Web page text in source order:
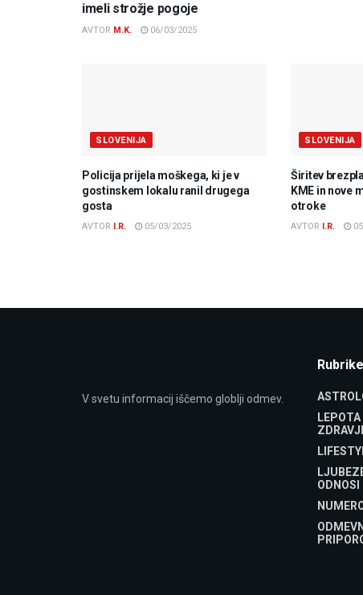
imeli strožje pogoje
AVTOR M.K. 06/03/2025
SLOVENIJA
Policija prijela moškega, ki je v
gostinskem lokalu ranil drugega
gosta
AVTOR I.R. 05/03/2025
SLOVENIJA
Širitev
KME in nove
otroke
AVTOR I.R.
V svetu informacij iščemo globlji odmev.
Rubrike
LEPOTA
ODNOSI